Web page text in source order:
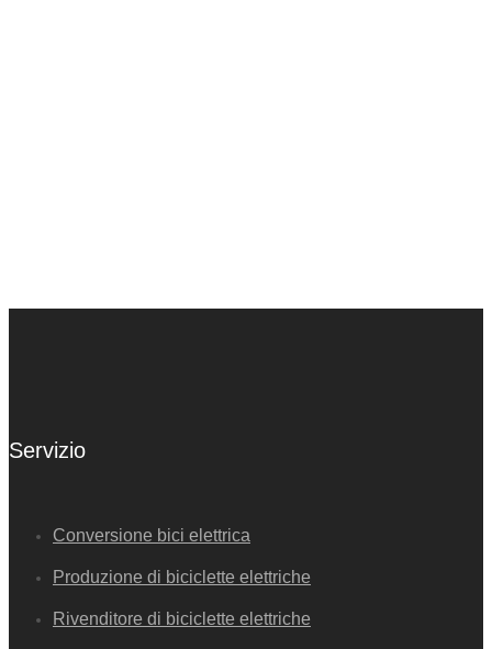
Servizio
Conversione bici elettrica
Produzione di biciclette elettriche
Rivenditore di biciclette elettriche